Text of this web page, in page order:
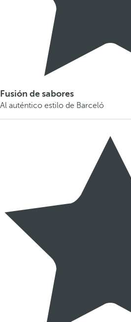
Fusión de sabores
Al auténtico estilo de Barceló